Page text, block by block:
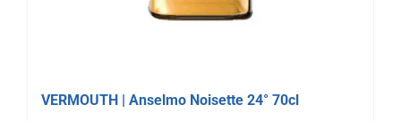
VERMOUTH | Anselmo Noisette 24° 70cl